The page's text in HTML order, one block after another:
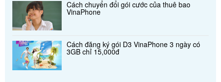
Cách chuyển đổi gói cước của thuê bao
VinaPhone
Cách đăng ký gói D3 VinaPhone 3 ngày có
3GB chỉ 15,000đ